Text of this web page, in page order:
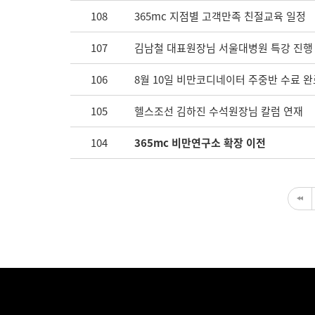
108 365mc 지점별 고객만족 친절교육 일정
107 김남철 대표원장님 서울대병원 특강 진행
106 8월 10일 비만코디네이터 주중반 수료 완
105 헬스조선 김하진 수석원장님 칼럼 연재
104 365mc 비만연구소 확장 이전